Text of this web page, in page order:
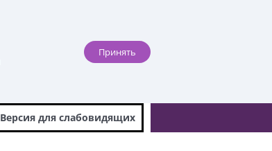
Принять
Версия для слабовидящих